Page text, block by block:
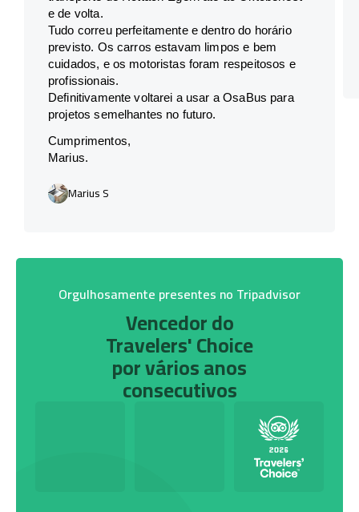
e de volta.
Tudo correu perfeitamente e dentro do horário
previsto. Os carros estavam limpos e bem
cuidados, e os motoristas foram respeitosos e
profissionais.
Definitivamente voltarei a usar a OsaBus para
projetos semelhantes no futuro.
Cumprimentos,
Marius.
Marius S
Orgulhosamente presentes no Tripadvisor
Vencedor do
Travelers' Choice
por vários anos
consecutivos